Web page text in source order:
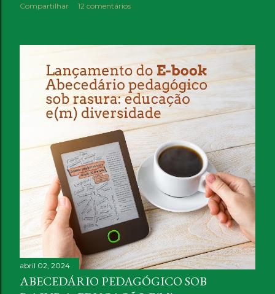
Compartilhar 12 comentários
abril 02, 2024
ABECEDÁRIO PEDAGÓGICO SOB